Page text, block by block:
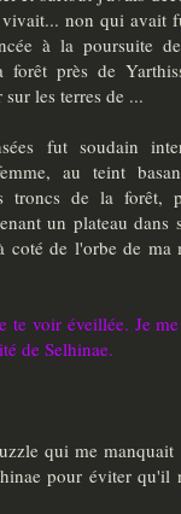
non qui avait
à la poursuite
forêt près de
les terres de ...
fut soudain
au teint
troncs de la forêt,
un plateau dans
coté de l'orbe de ma
te voir éveillée. Je
de Selhinae.
qui me
pour éviter qu'il